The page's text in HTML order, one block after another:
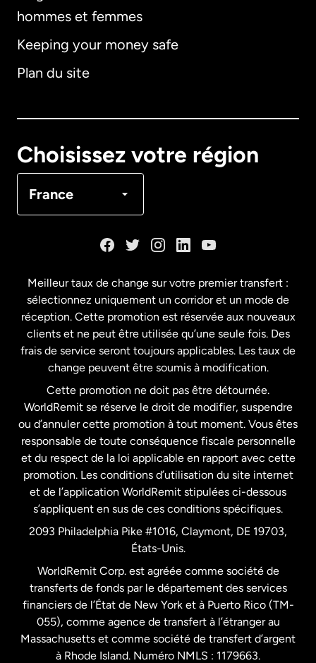
hommes et femmes
Keeping your money safe
Plan du site
Choisissez votre région
France
Allemagne
Français
États-Unis English
États-Unis Español
France
Malaisie
Nouvelle-Zélande
Pays-Bas
Royaume-Uni
Suède
Meilleur taux de change sur votre premier transfert :
sélectionnez uniquement un corridor et un mode de
réception. Cette promotion est réservée aux nouveaux
clients et ne peut être utilisée qu’une seule fois. Des
frais de service seront toujours applicables. Les taux de
change peuvent être soumis à modification.
Cette promotion ne doit pas être détournée.
WorldRemit se réserve le droit de modifier, suspendre
ou d’annuler cette promotion à tout moment. Vous êtes
responsable de toute conséquence fiscale personnelle
et du respect de la loi applicable en rapport avec cette
promotion. Les conditions d’utilisation du site internet
et de l’application WorldRemit stipulées ci-dessous
s’appliquent en sus de ces conditions spécifiques.
2093 Philadelphia Pike #1016, Claymont, DE 19703,
États-Unis.
WorldRemit Corp. est agréée comme société de
transferts de fonds par le département des services
financiers de l’État de New York et à Puerto Rico (TM-
055), comme agence de transfert à l’étranger au
Massachusetts et comme société de transfert d’argent
à Rhode Island. Numéro NMLS : 1179663.